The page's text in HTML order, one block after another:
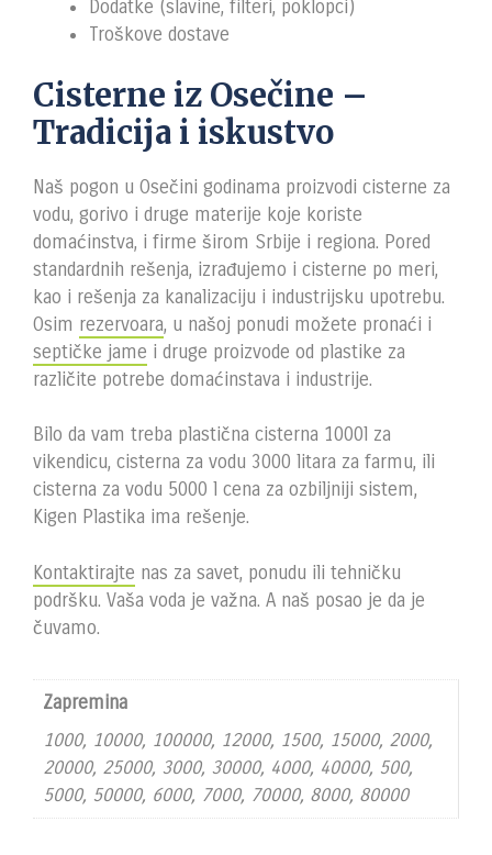
Dodatke (slavine, filteri, poklopci)
Troškove dostave
Cisterne iz Osečine –
Tradicija i iskustvo
Naš pogon u Osečini godinama proizvodi cisterne za
vodu, gorivo i druge materije koje koriste
domaćinstva, i firme širom Srbije i regiona. Pored
standardnih rešenja, izrađujemo i cisterne po meri,
kao i rešenja za kanalizaciju i industrijsku upotrebu.
Osim rezervoara, u našoj ponudi možete pronaći i
septičke jame i druge proizvode od plastike za
različite potrebe domaćinstava i industrije.
Bilo da vam treba plastična cisterna 1000l za
vikendicu, cisterna za vodu 3000 litara za farmu, ili
cisterna za vodu 5000 l cena za ozbiljniji sistem,
Kigen Plastika ima rešenje.
Kontaktirajte nas za savet, ponudu ili tehničku
podršku. Vaša voda je važna. A naš posao je da je
čuvamo.
Zapremina
1000, 10000, 100000, 12000, 1500, 15000, 2000,
20000, 25000, 3000, 30000, 4000, 40000, 500,
5000, 50000, 6000, 7000, 70000, 8000, 80000